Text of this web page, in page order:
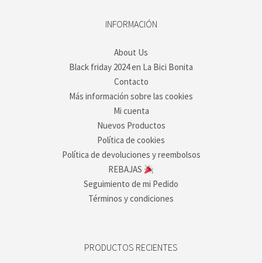
INFORMACIÓN
About Us
Black friday 2024 en La Bici Bonita
Contacto
Más información sobre las cookies
Mi cuenta
Nuevos Productos
Política de cookies
Política de devoluciones y reembolsos
REBAJAS
Seguimiento de mi Pedido
Términos y condiciones
PRODUCTOS RECIENTES